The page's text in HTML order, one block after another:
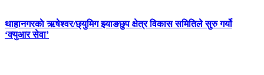
थाहानगरकाे ऋषेश्वर/छ्युमिग झ्याङछुप क्षेत्र विकास समितिले सुरु गर्यो
‘क्युआर सेवा’